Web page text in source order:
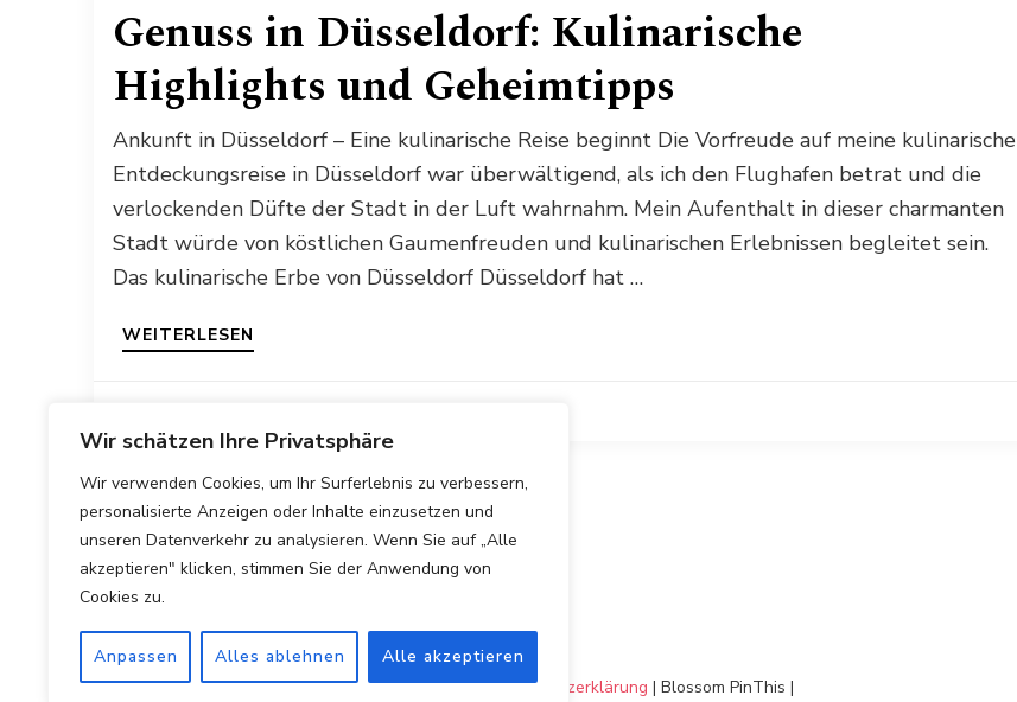
Wir schätzen Ihre Privatsphäre
Wir verwenden Cookies, um Ihr Surferlebnis zu verbessern,
personalisierte Anzeigen oder Inhalte einzusetzen und
unseren Datenverkehr zu analysieren. Wenn Sie auf „Alle
akzeptieren" klicken, stimmen Sie der Anwendung von
Cookies zu.
Anpassen Alles ablehnen Alle akzeptieren
Genuss in Düsseldorf: Kulinarische
Highlights und Geheimtipps
Ankunft in Düsseldorf – Eine kulinarische Reise beginnt Die Vorfreude auf meine kulinarische
Entdeckungsreise in Düsseldorf war überwältigend, als ich den Flughafen betrat und die
verlockenden Düfte der Stadt in der Luft wahrnahm. Mein Aufenthalt in dieser charmanten
Stadt würde von köstlichen Gaumenfreuden und kulinarischen Erlebnissen begleitet sein.
Das kulinarische Erbe von Düsseldorf Düsseldorf hat …
WEITERLESEN
Copyright © 2025 Hotels Vergleichen.Impressum|Datenschutzerklärung | Blossom PinThis |